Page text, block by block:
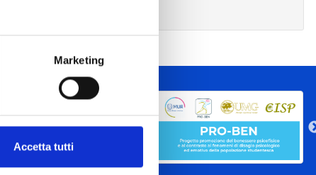
Marketing
Accetta tutti